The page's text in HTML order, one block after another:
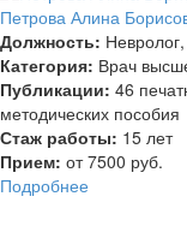
Петрова Алина
Должность:
Категория: Врач
Публикации: 46
методических пособия
Стаж работы: 15 лет
Прием: от 7500 руб.
Подробнее